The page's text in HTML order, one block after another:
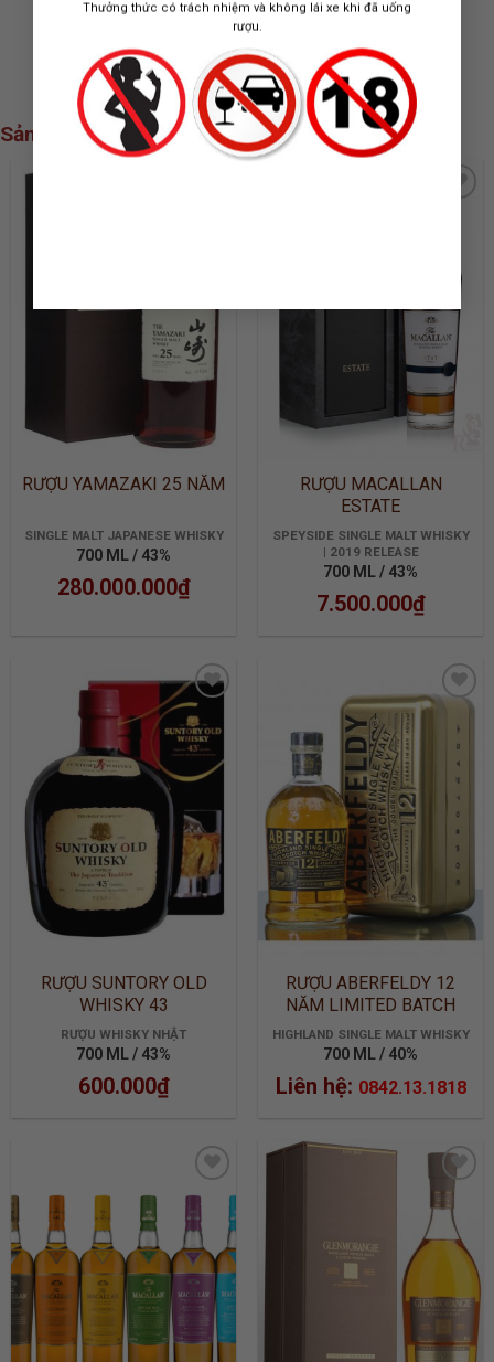
Thưởng thức có trách nhiệm và không lái xe khi đã uống
rượu.
360.000 ₫ 350.000₫
Sản phẩm xem nhiều nhất
RƯỢU YAMAZAKI 25 NĂM
SINGLE MALT JAPANESE WHISKY
700 ML / 43%
280.000.000₫
RƯỢU MACALLAN
ESTATE
SPEYSIDE SINGLE MALT WHISKY
| 2019 RELEASE
700 ML / 43%
7.500.000₫
ADD TO
WISHLIST
RƯỢU SUNTORY OLD
WHISKY 43
RƯỢU WHISKY NHẬT
700 ML / 43%
600.000₫
ADD TO
WISHLIST
RƯỢU ABERFELDY 12
NĂM LIMITED BATCH
2905
HIGHLAND SINGLE MALT WHISKY
700 ML / 40%
Liên hệ: 0842.13.1818
ADD TO
WISHLIST
ADD TO
WISHLIST